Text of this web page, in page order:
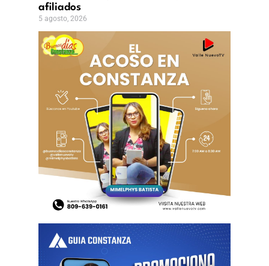
afiliados
5 agosto, 2026